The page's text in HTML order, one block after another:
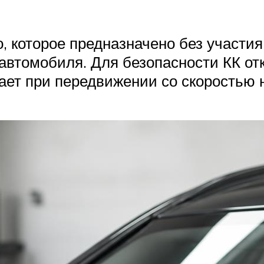
которое предназначено без
Для безопасности КК
при передвижении со скоростью